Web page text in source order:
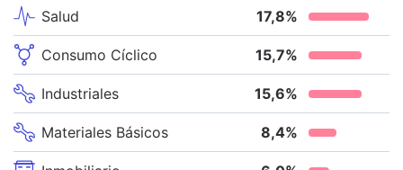
Salud 17,8%
Consumo Cíclico 15,7%
Industriales 15,6%
Materiales Básicos 8,4%